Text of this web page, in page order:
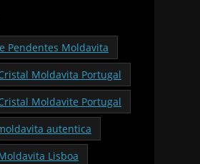
Pendentes Moldavita
Moldavita Portugal
Moldavite Portugal
autentica
Lisboa